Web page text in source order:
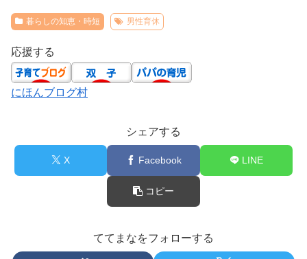
暮らしの知恵・時短 男性育休
応援する
にほんブログ村
シェアする
X Facebook LINE
コピー
ててまなをフォローする